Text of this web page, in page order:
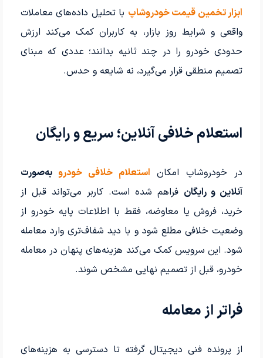
ابزار تخمین قیمت خودروشاپ با تحلیل داده‌های معاملات
واقعی و شرایط روز بازار، به کاربران کمک می‌کند ارزش
حدودی خودرو را در چند ثانیه بدانند؛ عددی که مبنای
تصمیم منطقی قرار می‌گیرد، نه شایعه و حدس.
استعلام خلافی آنلاین؛ سریع و رایگان
در خودروشاپ امکان استعلام خلافی خودروبه‌صورت
آنلاین و رایگان فراهم شده است. کاربر می‌تواند قبل از
خرید، فروش یا معاوضه، فقط با اطلاعات پایه خودرو از
وضعیت خلافی مطلع شود و با دید شفاف‌تری وارد معامله
شود. این سرویس کمک می‌کند هزینه‌های پنهان در معامله
خودرو، قبل از تصمیم نهایی مشخص شوند.
فراتر از معامله
از پرونده فنی دیجیتال گرفته تا دسترسی به هزینه‌های